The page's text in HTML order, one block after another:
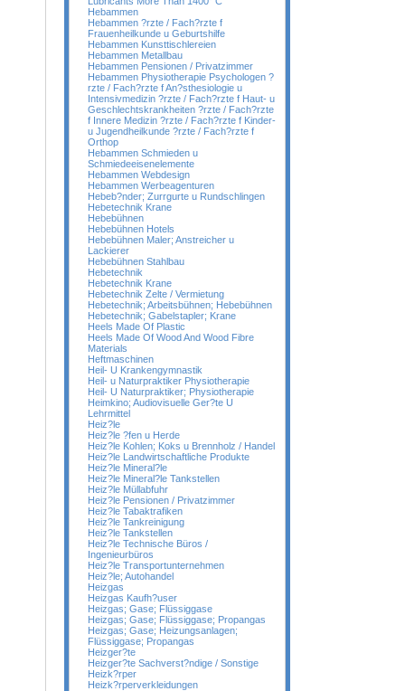
Hebammen
Hebammen ?rzte / Fach?rzte f
Frauenheilkunde u Geburtshilfe
Hebammen Kunsttischlereien
Hebammen Metallbau
Hebammen Pensionen / Privatzimmer
Hebammen Physiotherapie Psychologen ?
rzte / Fach?rzte f An?sthesiologie u
Intensivmedizin ?rzte / Fach?rzte f Haut- u
Geschlechtskrankheiten ?rzte / Fach?rzte
f Innere Medizin ?rzte / Fach?rzte f Kinder-
u Jugendheilkunde ?rzte / Fach?rzte f
Orthop
Hebammen Schmieden u
Schmiedeeisenelemente
Hebammen Webdesign
Hebammen Werbeagenturen
Hebeb?nder; Zurrgurte u Rundschlingen
Hebetechnik Krane
Hebebühnen
Hebebühnen Hotels
Hebebühnen Maler; Anstreicher u
Lackierer
Hebebühnen Stahlbau
Hebetechnik
Hebetechnik Krane
Hebetechnik Zelte / Vermietung
Hebetechnik; Arbeitsbühnen; Hebebühnen
Hebetechnik; Gabelstapler; Krane
Heels Made Of Plastic
Heels Made Of Wood And Wood Fibre
Materials
Heftmaschinen
Heil- U Krankengymnastik
Heil- u Naturpraktiker Physiotherapie
Heil- U Naturpraktiker; Physiotherapie
Heimkino; Audiovisuelle Ger?te U
Lehrmittel
Heiz?le
Heiz?le ?fen u Herde
Heiz?le Kohlen; Koks u Brennholz / Handel
Heiz?le Landwirtschaftliche Produkte
Heiz?le Mineral?le
Heiz?le Mineral?le Tankstellen
Heiz?le Müllabfuhr
Heiz?le Pensionen / Privatzimmer
Heiz?le Tabaktrafiken
Heiz?le Tankreinigung
Heiz?le Tankstellen
Heiz?le Technische Büros /
Ingenieurbüros
Heiz?le Transportunternehmen
Heiz?le; Autohandel
Heizgas
Heizgas Kaufh?user
Heizgas; Gase; Flüssiggase
Heizgas; Gase; Flüssiggase; Propangas
Heizgas; Gase; Heizungsanlagen;
Flüssiggase; Propangas
Heizger?te
Heizger?te Sachverst?ndige / Sonstige
Heizk?rper
Heizk?rperverkleidungen